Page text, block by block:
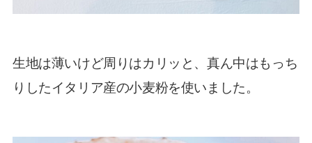
生地は薄いけど周りはカリッと、 真ん中はもっち
りしたイタリア産の小麦粉を使いました。